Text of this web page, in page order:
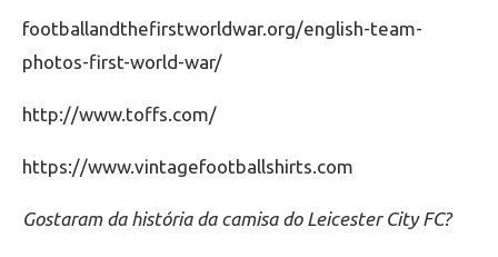
footballandthefirstworldwar.org/english-team-
photos-first-world-war/
http://www.toffs.com/
https://www.vintagefootballshirts.com
Gostaram da história da camisa do Leicester City FC?